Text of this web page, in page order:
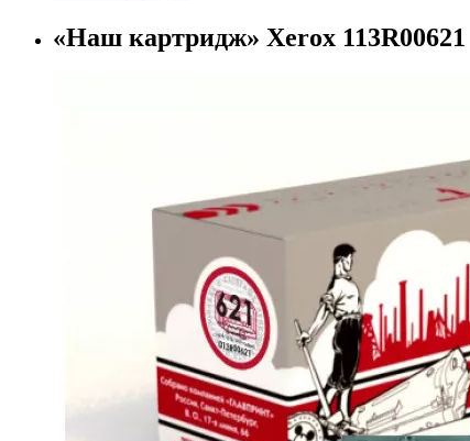
«Наш картридж» Xerox 113R00621